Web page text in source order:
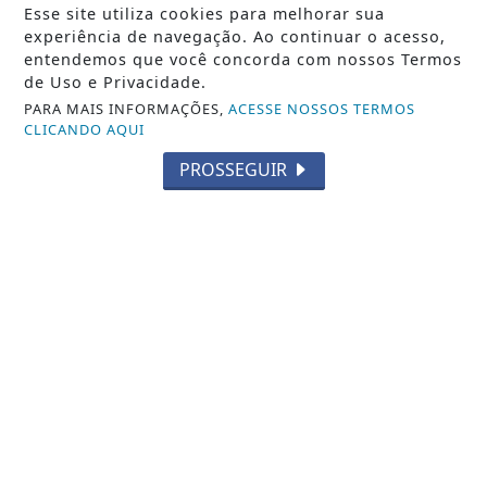
SIGANOTÍCIA JÁ
Esse site utiliza cookies para melhorar sua
experiência de navegação. Ao continuar o acesso,
entendemos que você concorda com nossos Termos
de Uso e Privacidade.
PARA MAIS INFORMAÇÕES,ACESSE NOSSOS TERMOS
CLICANDO AQUI
PROSSEGUIR